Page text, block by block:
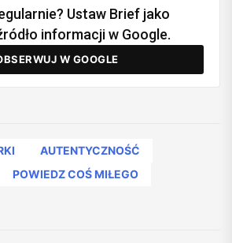
Ustaw Brief jako
informacji w Google.
W GOOGLE
AUTENTYCZNOŚĆ
POWIEDZ COŚ MIŁEGO